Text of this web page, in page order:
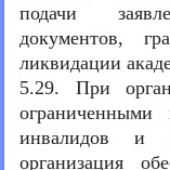
подачи
документов,
ликвидации
5.29. При
ограниченными
инвалидов и
организация